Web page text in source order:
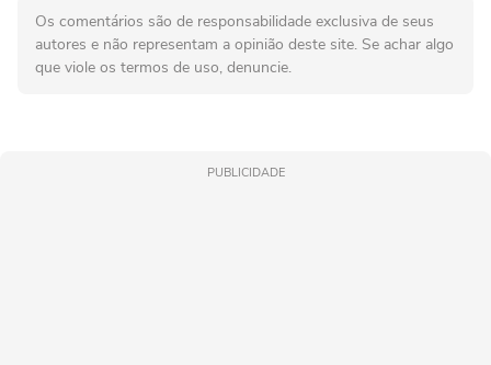
Os comentários são de responsabilidade exclusiva de seus
autores e não representam a opinião deste site. Se achar algo
que viole os termos de uso, denuncie.
PUBLICIDADE